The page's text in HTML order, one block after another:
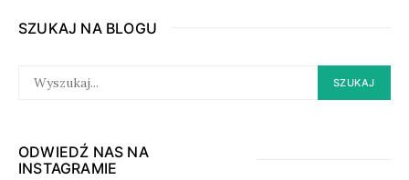
SZUKAJ NA BLOGU
FOR:
SZUKAJ
ODWIEDŹ NAS NA
INSTAGRAMIE